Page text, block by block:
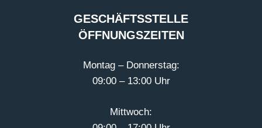
GESCHÄFTSSTELLE
ÖFFNUNGSZEITEN
Montag – Donnerstag:
09:00 – 13:00 Uhr
Mittwoch: